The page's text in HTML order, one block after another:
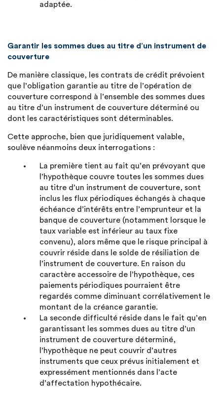
adaptée.
Garantir les sommes dues au titre d’un instrument de
couverture
De manière classique, les contrats de crédit prévoient
que l’obligation garantie au titre de l’opération de
couverture correspond à l’ensemble des sommes dues
au titre d’un instrument de couverture déterminé ou
dont les caractéristiques sont déterminables.
Cette approche, bien que juridiquement valable,
soulève néanmoins deux interrogations :
La première tient au fait qu’en prévoyant que
l’hypothèque couvre toutes les sommes dues
au titre d’un instrument de couverture, sont
inclus les flux périodiques échangés à chaque
échéance d’intérêts entre l’emprunteur et la
banque de couverture (notamment lorsque le
taux variable est inférieur au taux fixe
convenu), alors même que le risque principal à
couvrir réside dans le solde de résiliation de
l’instrument de couverture. En raison du
caractère accessoire de l’hypothèque, ces
paiements périodiques pourraient être
regardés comme diminuant corrélativement le
montant de la créance garantie.
La seconde difficulté réside dans le fait qu’en
garantissant les sommes dues au titre d’un
instrument de couverture déterminé,
l’hypothèque ne peut couvrir d’autres
instruments que ceux prévus initialement et
expressément mentionnés dans l’acte
d’affectation hypothécaire.